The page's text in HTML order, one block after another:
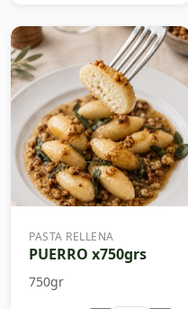
PASTA RELLENA
PUERRO x750grs
750gr